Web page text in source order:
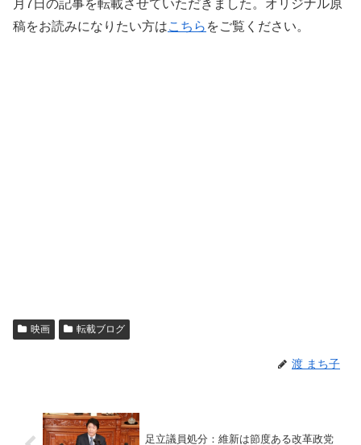
月7日の記事を転載させていただきました。オリジナル原
稿をお読みになりたい方はこちら をご覧ください。
映画 転載ブログ
渡 まち子
足立議員処分：維新は節度ある改革政党